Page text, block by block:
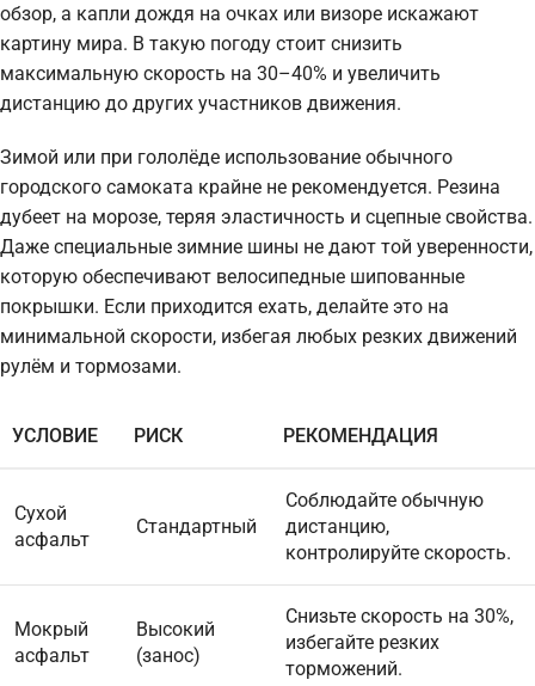
обзор, а капли дождя на очках или визоре искажают
картину мира. В такую погоду стоит снизить
максимальную скорость на 30–40% и увеличить
дистанцию до других участников движения.
Зимой или при гололёде использование обычного
городского самоката крайне не рекомендуется. Резина
дубеет на морозе, теряя эластичность и сцепные свойства.
Даже специальные зимние шины не дают той уверенности,
которую обеспечивают велосипедные шипованные
покрышки. Если приходится ехать, делайте это на
минимальной скорости, избегая любых резких движений
рулём и тормозами.
УСЛОВИЕ РИСК РЕКОМЕНДАЦИЯ
Сухой
асфальт
Стандартный
Соблюдайте обычную
дистанцию,
контролируйте скорость.
Мокрый
асфальт
Высокий
(занос)
Снизьте скорость на 30%,
избегайте резких
торможений.